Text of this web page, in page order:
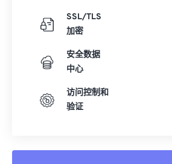
SSL/TLS
加密
安全数据
中心
访问控制和
验证